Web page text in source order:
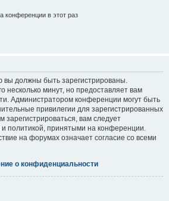
конференции в этот раз
должны быть зарегистрированы.
несколько минут, но предоставляет вам
Администратором конференции могут быть
привилегии для зарегистрированных
зарегистрироваться, вам следует
политикой, принятыми на конференции.
на форумах означает согласие со всеми
о конфиденциальности